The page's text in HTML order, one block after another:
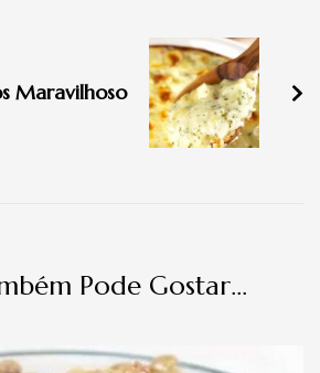
Maravilhoso
Pode Gostar...